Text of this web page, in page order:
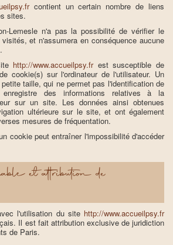
contient un certain nombre de liens
sites.
Lemesle n'a pas la possibilité de vérifier le
et n'assumera en conséquence aucune
http://www.accueilpsy.frest susceptible de
cookie(s) sur l'ordinateur de l'utilisateur. Un
taille, qui ne permet pas l'identification de
des informations relatives à la
sur un site. Les données ainsi obtenues
ultérieure sur le site, et ont également
mesures de fréquentation.
cookie peut entraîner l'impossibilité d'accéder
et attribution de
l'utilisation du site http://www.accueilpsy.fr
Il est fait attribution exclusive de juridiction
de Paris.